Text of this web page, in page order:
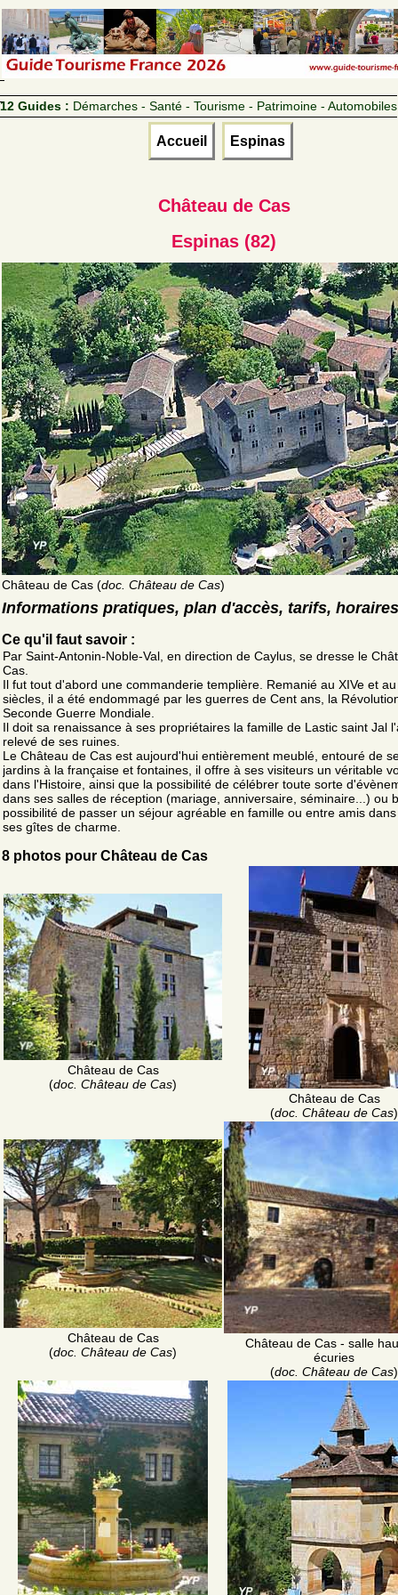
12 Guides : Démarches - Santé - Tourisme - Patrimoine - Automobiles
Accueil Espinas
Château de Cas
Espinas (82)
Château de Cas (doc. Château de Cas)
Informations pratiques, plan d'accès, tarifs, horaires
Ce qu'il faut savoir :
Par Saint-Antonin-Noble-Val, en direction de Caylus, se dresse le
Cas.
Il fut tout d'abord une commanderie templière. Remanié au XIVe et
siècles, il a été endommagé par les guerres de Cent ans, la
Seconde Guerre Mondiale.
Il doit sa renaissance à ses propriétaires la famille de Lastic saint Jal
relevé de ses ruines.
Le Château de Cas est aujourd'hui entièrement meublé, entouré de
jardins à la française et fontaines, il offre à ses visiteurs un véritable
dans l'Histoire, ainsi que la possibilité de célébrer toute sorte
dans ses salles de réception (mariage, anniversaire, séminaire...) ou
possibilité de passer un séjour agréable en famille ou entre amis
ses gîtes de charme.
8 photos pour Château de Cas
Château de Cas
(doc. Château de Cas)
Château de Cas
(doc. Château de Cas)
Château de Cas
(doc. Château de Cas)
Château de Cas - salle
écuries
(doc. Château de Cas)